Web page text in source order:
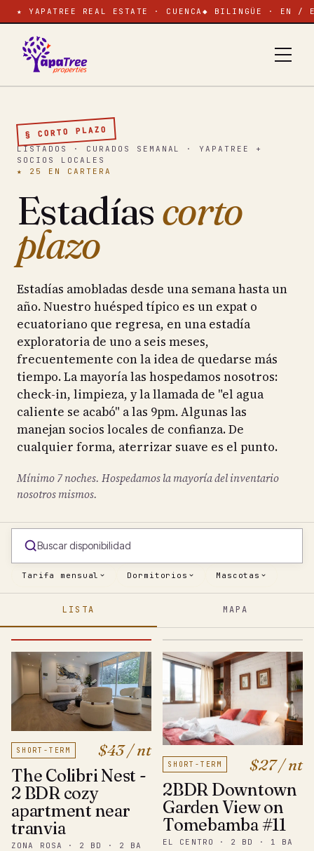
★ YAPATREE REAL ESTATE · CUENCA ◆ BILINGÜE · EN /
§ CORTO PLAZO
LISTADOS · CURADOS SEMANAL · YAPATREE +
SOCIOS LOCALES
★ 25 EN CARTERA
Estadíascorto
plazo
Estadías amobladas desde una semana hasta un
año. Nuestro huésped típico es un expat o
ecuatoriano que regresa, en una estadía
exploratoria de uno a seis meses,
frecuentemente con la idea de quedarse más
tiempo. La mayoría las hospedamos nosotros:
check-in, limpieza, y la llamada de "el agua
caliente se acabó" a las 9pm. Algunas las
manejan socios locales de confianza. De
cualquier forma, aterrizar suave es el punto.
Mínimo 7 noches. Hospedamos la mayoría del inventario
nosotros mismos.
Buscar disponibilidad
Tarifa mensual Dormitorios Mascotas
LISTA MAPA
SHORT-TERM $43 / nt
The Colibri Nest -
2 BDR cozy
apartment near
tranvia
ZONA ROSA · 2 BD · 2 BA
SHORT-TERM $27 / nt
2BDR Downtown
Garden View on
Tomebamba #11
EL CENTRO · 2 BD · 1 BA